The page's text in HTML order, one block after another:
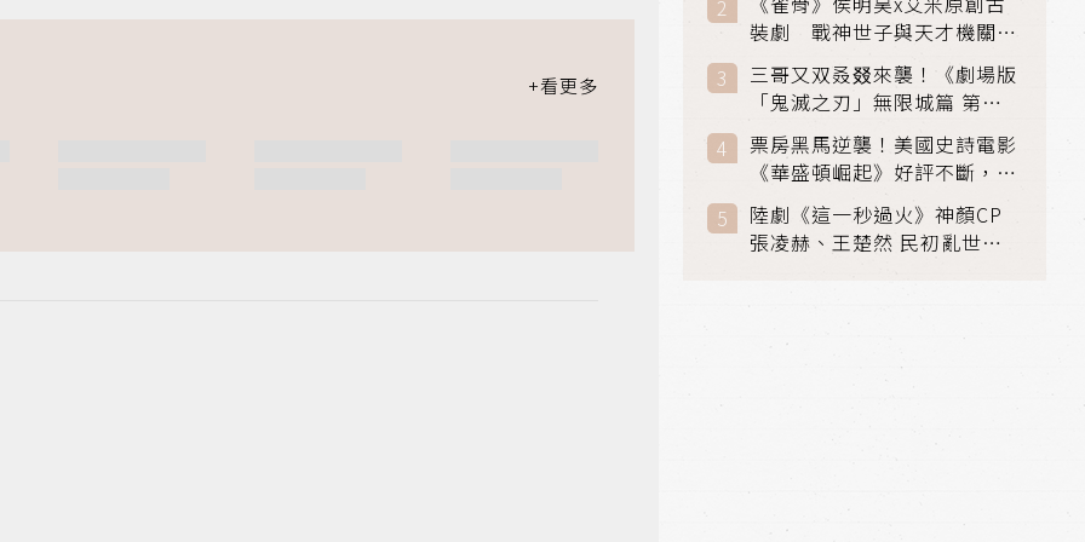
裝劇 戰神世子與天才機關師
聯手攻克身世之謎
三哥又双叒叕來襲！《劇場版
「鬼滅之刃」無限城篇 第一
章》 七月首登串流平台
票房黑馬逆襲！美國史詩電影
《華盛頓崛起》好評不斷，輾
壓《玩具總動員5》、《超少
女》
陸劇《這一秒過火》神顏CP
張凌赫、王楚然 民初亂世、